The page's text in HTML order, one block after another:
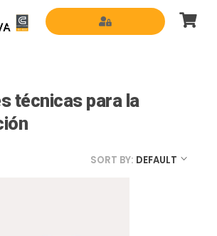
técnicas para la
SORT BY: DEFAULT